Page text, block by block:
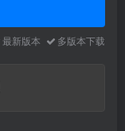
最新版本 多版本下载